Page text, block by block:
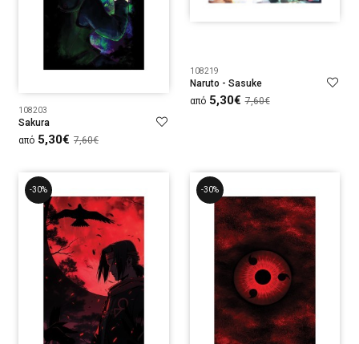
108203
Sakura
από 5,30€ 7,60€
108219
Naruto - Sasuke
από 5,30€ 7,60€
-30% -30%